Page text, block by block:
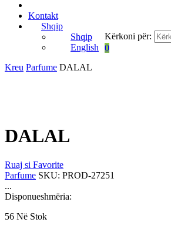
Kontakt
Shqip
Shqip
English
Kërkoni për:
0
Kreu Parfume DALAL
DALAL
Ruaj si Favorite
Parfume SKU: PROD-27251
...
Disponueshmëria:
56 Në Stok